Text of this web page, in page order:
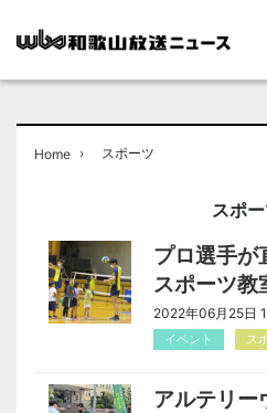
Home › スポーツ
スポ
プロ選手が
スポーツ教
2022年06月25日
イベント ス
アルテリー